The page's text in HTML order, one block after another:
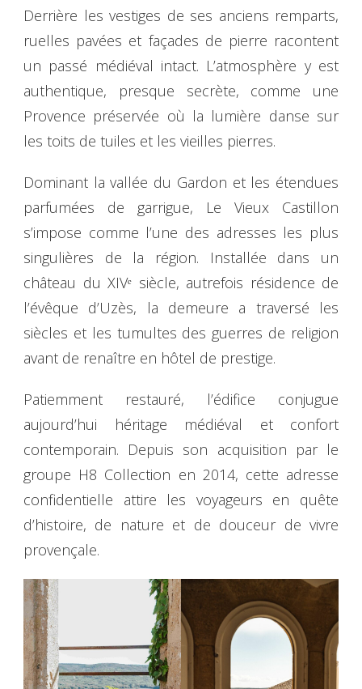
Derrière les vestiges de ses anciens remparts,
ruelles pavées et façades de pierre racontent
un passé médiéval intact. L’atmosphère y est
authentique, presque secrète, comme une
Provence préservée où la lumière danse sur
les toits de tuiles et les vieilles pierres.
Dominant la vallée du Gardon et les étendues
parfumées de garrigue, Le Vieux Castillon
s’impose comme l’une des adresses les plus
singulières de la région. Installée dans un
château du XIVᵉ siècle, autrefois résidence de
l’évêque d’Uzès, la demeure a traversé les
siècles et les tumultes des guerres de religion
avant de renaître en hôtel de prestige.
Patiemment restauré, l’édifice conjugue
aujourd’hui héritage médiéval et confort
contemporain. Depuis son acquisition par le
groupe H8 Collection en 2014, cette adresse
confidentielle attire les voyageurs en quête
d’histoire, de nature et de douceur de vivre
provençale.